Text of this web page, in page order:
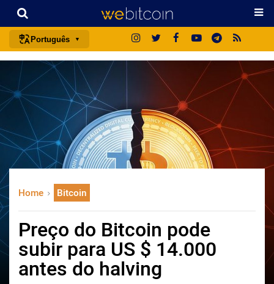
Português
português (BR)
english
español
français
italiano
deutsch
中文
한국어
العربية
ไทย
Home Bitcoin
Preço do Bitcoin pode
subir para US $ 14.000
antes do halving